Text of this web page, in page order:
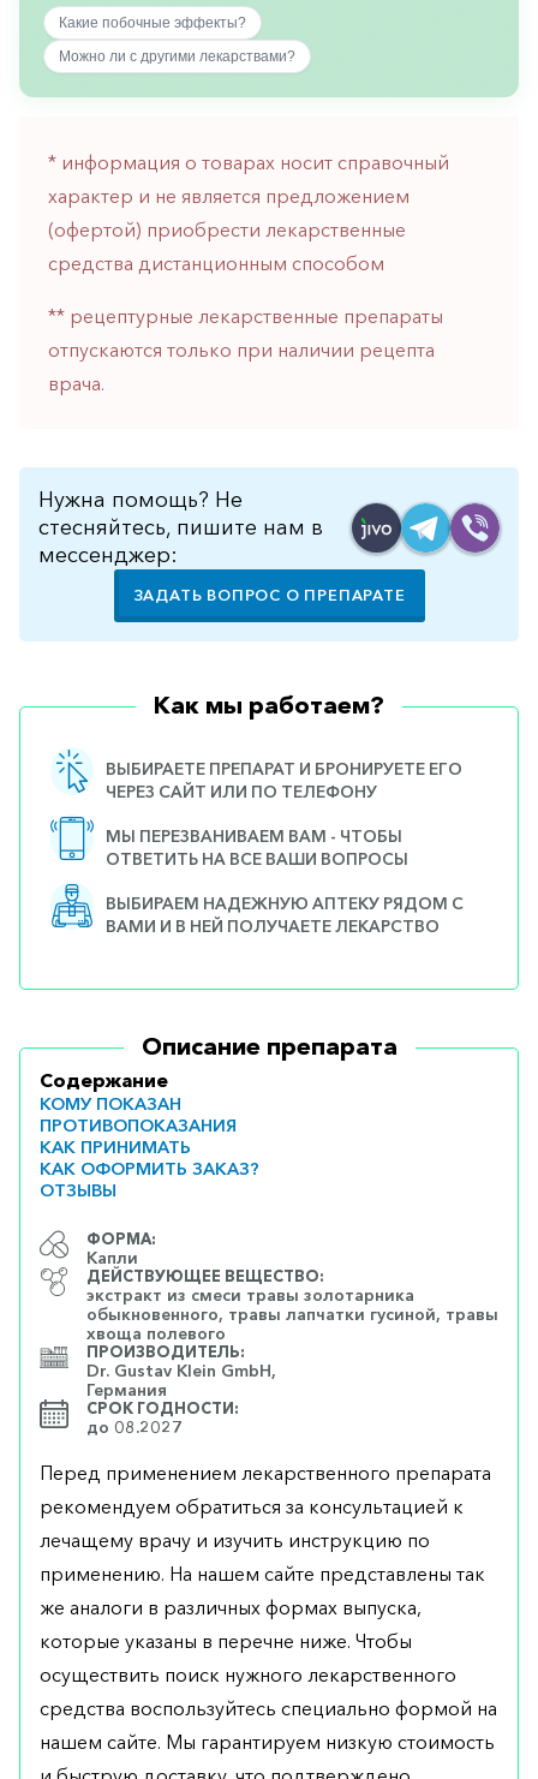
Сосудистые
Тромбозы
Ухо-
нос
железа
Какие побочные эффекты?
Можно ли с другими лекарствами?
* информация о товарах носит справочный
характер и не является предложением
(офертой) приобрести лекарственные
средства дистанционным способом
** рецептурные лекарственные препараты
отпускаются только при наличии рецепта
врача.
Нужна помощь? Не
стесняйтесь, пишите нам в
мессенджер:
ЗАДАТЬ ВОПРОС О ПРЕПАРАТЕ
Как мы работаем?
ВЫБИРАЕТЕ ПРЕПАРАТ И БРОНИРУЕТЕ ЕГО
ЧЕРЕЗ САЙТ ИЛИ ПО ТЕЛЕФОНУ
МЫ ПЕРЕЗВАНИВАЕМ ВАМ - ЧТОБЫ
ОТВЕТИТЬ НА ВСЕ ВАШИ ВОПРОСЫ
ВЫБИРАЕМ НАДЕЖНУЮ АПТЕКУ РЯДОМ С
ВАМИ И В НЕЙ ПОЛУЧАЕТЕ ЛЕКАРСТВО
Описание препарата
Содержание
КОМУ ПОКАЗАН
ПРОТИВОПОКАЗАНИЯ
КАК ПРИНИМАТЬ
КАК ОФОРМИТЬ ЗАКАЗ?
ОТЗЫВЫ
ФОРМА:
Капли
ДЕЙСТВУЮЩЕЕ ВЕЩЕСТВО:
экстракт из смеси травы золотарника
обыкновенного, травы лапчатки гусиной, травы
хвоща полевого
ПРОИЗВОДИТЕЛЬ:
Dr. Gustav Klein GmbH,
Германия
СРОК ГОДНОСТИ:
до 08.2027
Перед применением лекарственного препарата
рекомендуем обратиться за консультацией к
лечащему врачу и изучить инструкцию по
применению. На нашем сайте представлены так
же аналоги в различных формах выпуска,
которые указаны в перечне ниже. Чтобы
осуществить поиск нужного лекарственного
средства воспользуйтесь специально формой на
нашем сайте. Мы гарантируем низкую стоимость